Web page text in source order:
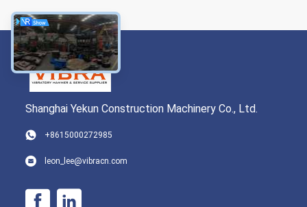
Shanghai Yekun Construction Machinery Co., Ltd.
+8615000272985
leon_lee@vibracn.com